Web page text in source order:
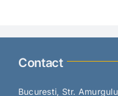
Contact
Bucuresti, Str.